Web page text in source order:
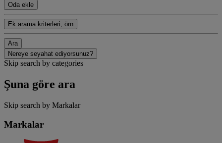
Oda ekle
Ek arama kriterleri, örn
Ara
Nereye seyahat ediyorsunuz?
Skip search by categories
Şuna göre ara
Skip search by Markalar
Markalar